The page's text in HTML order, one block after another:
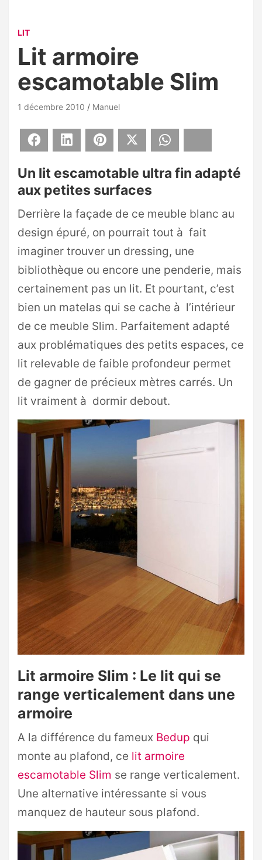
LIT
Lit armoire
escamotable Slim
1 décembre 2010 Manuel
Facebook LinkedIn Pinterest
Un lit escamotable ultra fin adapté
aux petites surfaces
Derrière la façade de ce meuble blanc au
design épuré, on pourrait tout à fait
imaginer trouver un dressing, une
bibliothèque ou encore une penderie, mais
certainement pas un lit. Et pourtant, c’est
bien un matelas qui se cache à l’intérieur
de ce meuble Slim. Parfaitement adapté
aux problématiques des petits espaces, ce
lit relevable de faible profondeur permet
de gagner de précieux mètres carrés. Un
lit vraiment à dormir debout.
Lit armoire Slim : Le lit qui se
range verticalement dans une
armoire
A la différence du fameux Bedup qui
monte au plafond, ce lit armoire
escamotable Slim se range verticalement.
Une alternative intéressante si vous
manquez de hauteur sous plafond.